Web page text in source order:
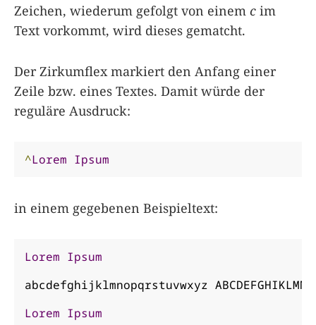
Zeichen, wiederum gefolgt von einem c im
Text vorkommt, wird dieses gematcht.
Der Zirkumflex markiert den Anfang einer
Zeile bzw. eines Textes. Damit würde der
reguläre Ausdruck:
^Lorem Ipsum
in einem gegebenen Beispieltext:
Lorem Ipsum
abcdefghijklmnopqrstuvwxyz
Lorem Ipsum